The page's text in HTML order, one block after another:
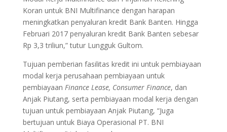
Koran untuk BNI Multifinance dengan harapan
meningkatkan penyaluran kredit Bank Banten. Hingga
Februari 2017 penyaluran kredit Bank Banten sebesar
Rp 3,3 triliun,” tutur Lungguk Gultom.
Tujuan pemberian fasilitas kredit ini untuk pembiayaan
modal kerja perusahaan pembiayaan untuk
pembiayaan Finance Lease, Consumer Finance, dan
Anjak Piutang, serta pembiayaan modal kerja dengan
tujuan untuk pembiayaan Anjak Piutang, “Juga
bertujuan untuk Biaya Operasional PT. BNI